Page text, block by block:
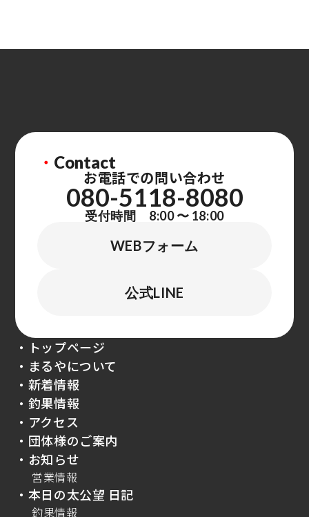
・ Contact
お電話での問い合わせ
080-5118-8080
受付時間 8:00 〜 18:00
WEBフォーム
公式LINE
・トップページ
・まるやについて
・新着情報
・釣果情報
・アクセス
・団体様のご案内
・お知らせ
営業情報
・本日の太公望 日記
釣果情報